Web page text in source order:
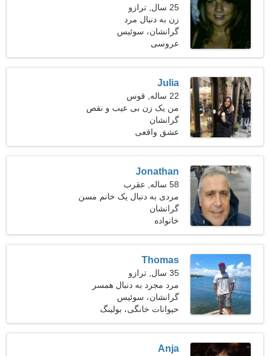
25 سال, ترازو
زن به دنبال مرد
گرانشان، سوئیس
عروسی
Julia
22 ساله, قوس
من یک زن بی عیب و نقص
هستم
گرانشان
عشق واقعی
Jonathan
58 ساله, عقرب
مردی به دنبال یک خانم مسن
گرانشان
خانواده
Thomas
35 سال, ترازو
مرد مجرد به دنبال همسر
گرانشان، سوئیس
حیوانات خانگی، بولینگ
Anja